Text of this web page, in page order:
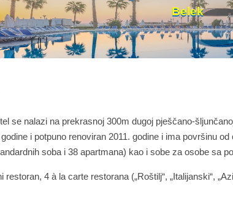
Belek
se nalazi na prekrasnoj 300m dugoj pješčano-
i potpuno renoviran 2011. godine i ima površinu
soba i 38 apartmana) kao i sobe za osobe sa
restoran, 4 à la carte restorana („Roštilj“, „Italijanski“,